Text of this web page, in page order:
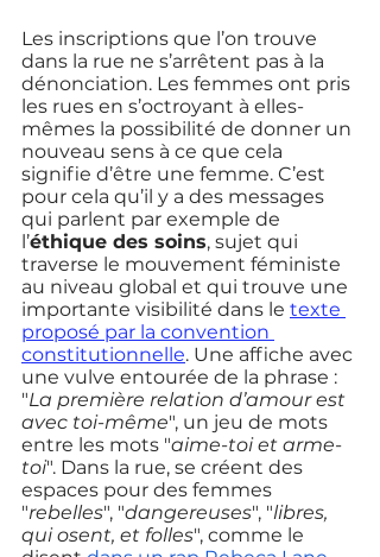
Les inscriptions que l’on trouve
dans la rue ne s’arrêtent pas à la
dénonciation. Les femmes ont pris
les rues en s’octroyant à elles-
mêmes la possibilité de donner un
nouveau sens à ce que cela
signifie d’être une femme. C’est
pour cela qu’il y a des messages
qui parlent par exemple de
l’éthique des soins, sujet qui
traverse le mouvement féministe
au niveau global et qui trouve une
importante visibilité dans le texte
proposé par la convention
constitutionnelle. Une affiche avec
une vulve entourée de la phrase :
"La première relation d’amour est
avec toi-même", un jeu de mots
entre les mots "aime-toi et arme-
toi". Dans la rue, se créent des
espaces pour des femmes
"rebelles", "dangereuses", "libres,
qui osent, et folles", comme le